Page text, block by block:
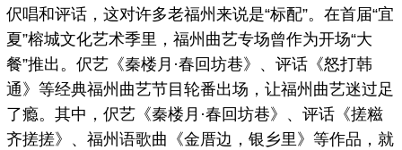
伬唱和评话，这对许多老福州来说是“标配”。在首届“宜
夏”榕城文化艺术季里，福州曲艺专场曾作为开场“大
餐”推出。伬艺《秦楼月·春回坊巷》、评话《怒打韩
通》等经典福州曲艺节目轮番出场，让福州曲艺迷过足
了瘾。其中，伬艺《秦楼月·春回坊巷》、评话《搓糍
齐搓搓》、福州语歌曲《金厝边，银乡里》等作品，就